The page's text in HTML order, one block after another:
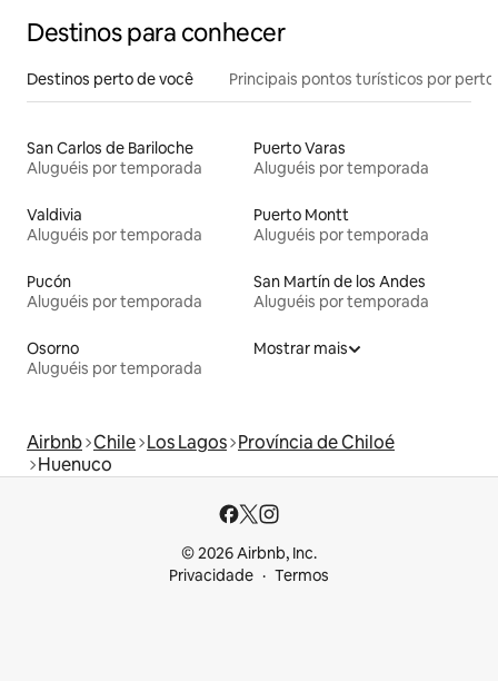
Destinos para conhecer
Destinos perto de você Principais pontos turísticos por perto
San Carlos de Bariloche
Aluguéis por temporada
Puerto Varas
Aluguéis por temporada
Valdivia
Aluguéis por temporada
Puerto Montt
Aluguéis por temporada
Pucón
Aluguéis por temporada
San Martín de los Andes
Aluguéis por temporada
Osorno
Aluguéis por temporada
Mostrar mais
Airbnb Chile Los Lagos Província de Chiloé
Huenuco
© 2026 Airbnb, Inc.
Privacidade
Termos